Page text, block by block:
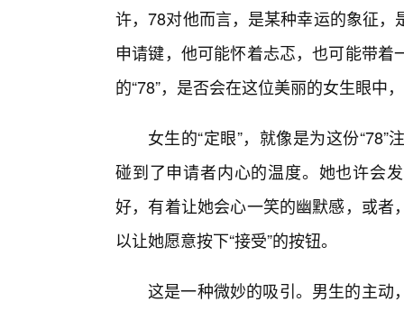
许，78对他而言，是某种幸运的象征
申请键，他可能怀着忐忑，也可能带
的“78”，是否会在这位美丽的女生眼中
女生的“定眼”，就像是为这份
碰到了申请者内心的温度。她也许会
好，有着让她会心一笑的幽默感，或
以让她愿意按下“接受”的按钮。
这是一种微妙的吸引。男生的主动